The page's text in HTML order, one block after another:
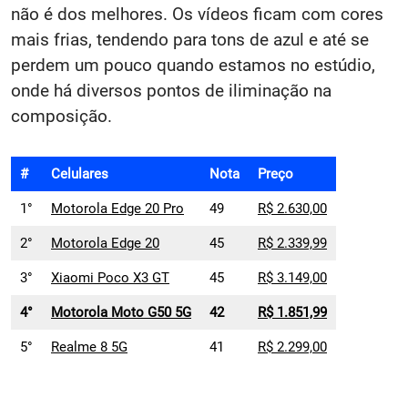
não é dos melhores. Os vídeos ficam com cores
mais frias, tendendo para tons de azul e até se
perdem um pouco quando estamos no estúdio,
onde há diversos pontos de iliminação na
composição.
# Celulares Nota Preço
1° Motorola Edge 20 Pro 49 R$ 2.630,00
2° Motorola Edge 20 45 R$ 2.339,99
3° Xiaomi Poco X3 GT 45 R$ 3.149,00
4° Motorola Moto G50 5G 42 R$ 1.851,99
5° Realme 8 5G 41 R$ 2.299,00